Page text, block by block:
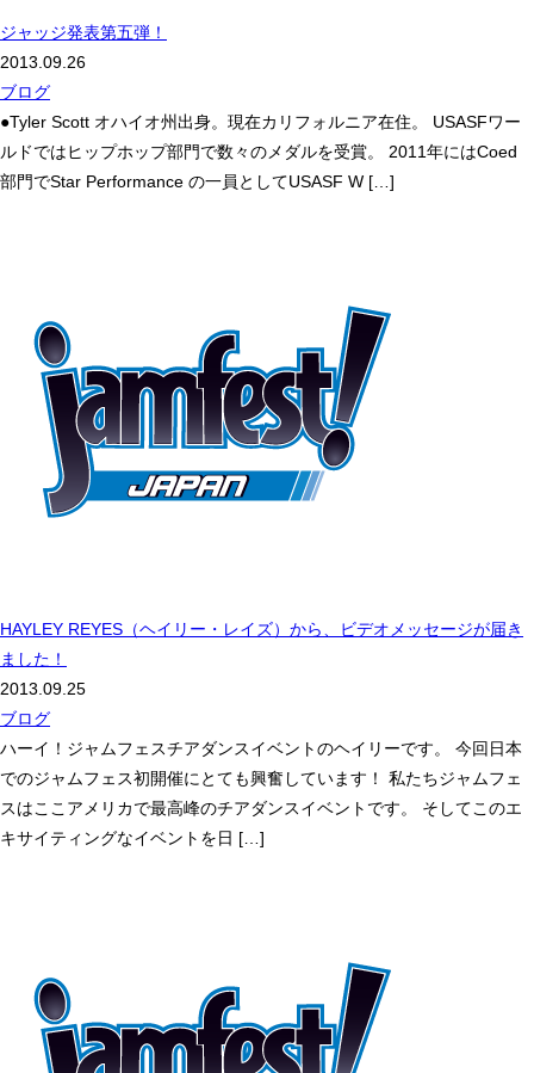
ジャッジ発表第五弾！
2013.09.26
ブログ
●Tyler Scott オハイオ州出身。現在カリフォルニア在住。 USASFワー
ルドではヒップホップ部門で数々のメダルを受賞。 2011年にはCoed
部門でStar Performance の一員としてUSASF W […]
HAYLEY REYES（ヘイリー・レイズ）から、ビデオメッセージが届き
ました！
2013.09.25
ブログ
ハーイ！ジャムフェスチアダンスイベントのヘイリーです。 今回日本
でのジャムフェス初開催にとても興奮しています！ 私たちジャムフェ
スはここアメリカで最高峰のチアダンスイベントです。 そしてこのエ
キサイティングなイベントを日 […]